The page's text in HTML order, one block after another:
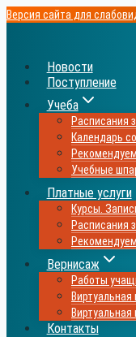
Перейти
Версия сайта для
Новости
Поступление
Учеба
Расписания
Календарь
Учебные
Платные услуги
Курсы.
Расписания
Вернисаж
Работы
Контакты